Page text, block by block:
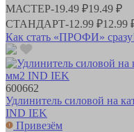
МАСТЕР-19.49 ₽19.49 ₽
СТАНДАРТ-12.99 ₽12.99
Как стать «ПРОФИ»
600662
Удлинитель силовой на
IND IEK
Привезём